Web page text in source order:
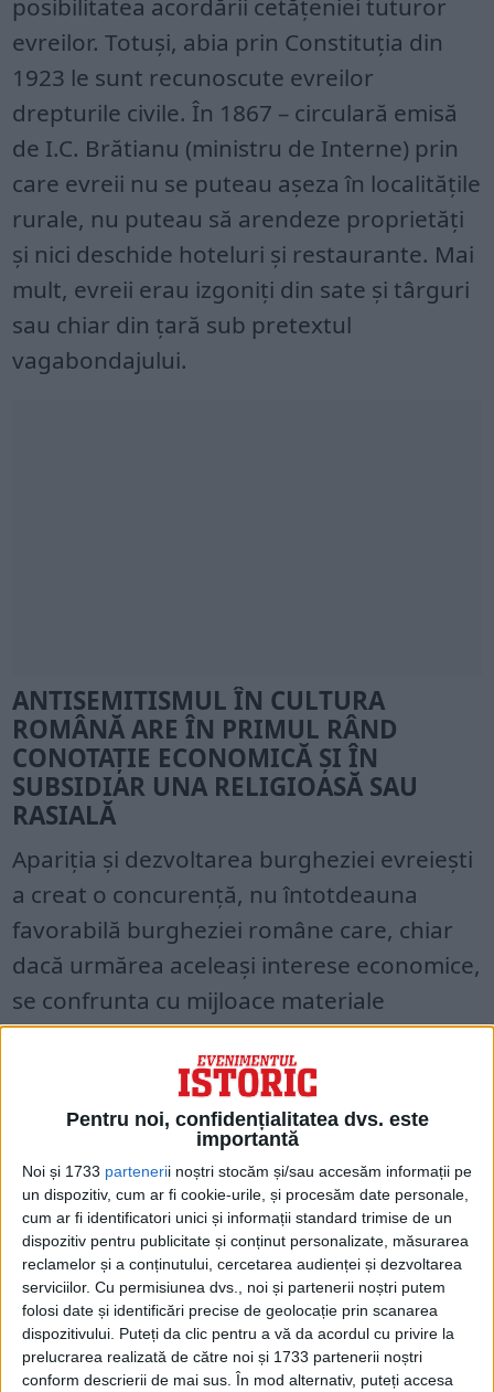
Pentru noi, confidențialitatea dvs. este
importantă
Noi și 1733 partenerii noștri stocăm și/sau accesăm informații pe
un dispozitiv, cum ar fi cookie-urile, și procesăm date personale,
cum ar fi identificatori unici și informații standard trimise de un
dispozitiv pentru publicitate și conținut personalizate, măsurarea
reclamelor și a conținutului, cercetarea audienței și dezvoltarea
serviciilor. Cu permisiunea dvs., noi și partenerii noștri putem
folosi date și identificări precise de geolocație prin scanarea
dispozitivului. Puteți da clic pentru a vă da acordul cu privire la
prelucrarea realizată de către noi și 1733 partenerii noștri
conform descrierii de mai sus. În mod alternativ, puteți accesa
posibilitatea acordării cetățeniei tuturor
evreilor. Totuși, abia prin Constituția din
1923 le sunt recunoscute evreilor
drepturile civile. În 1867 – circulară emisă
de I.C. Brătianu (ministru de Interne) prin
care evreii nu se puteau așeza în localitățile
rurale, nu puteau să arendeze proprietăți
și nici deschide hoteluri și restaurante. Mai
mult, evreii erau izgoniți din sate și târguri
sau chiar din țară sub pretextul
vagabondajului.
ANTISEMITISMUL ÎN CULTURA
ROMÂNĂ ARE ÎN PRIMUL RÂND
CONOTAȚIE ECONOMICĂ ȘI ÎN
SUBSIDIAR UNA RELIGIOASĂ SAU
RASIALĂ
Apariția și dezvoltarea burgheziei evreiești
a creat o concurență, nu întotdeauna
favorabilă burgheziei române care, chiar
dacă urmărea aceleași interese economice,
se confrunta cu mijloace materiale
insuficiente. Greutățile cu care se
confrunta burghezia română constau în
sacrificiile pe care le pretindea procesul de
formare, dar și de dobândirea conștiinței
de breaslă, ieșirea din mentalitatea
medievală, acumularea de capital, volumul
mare de muncă.
La apariția interesului în rândul românilor
pentru producția industrială de mărfuri și
pentru comerț, s-a constatat că în aceste